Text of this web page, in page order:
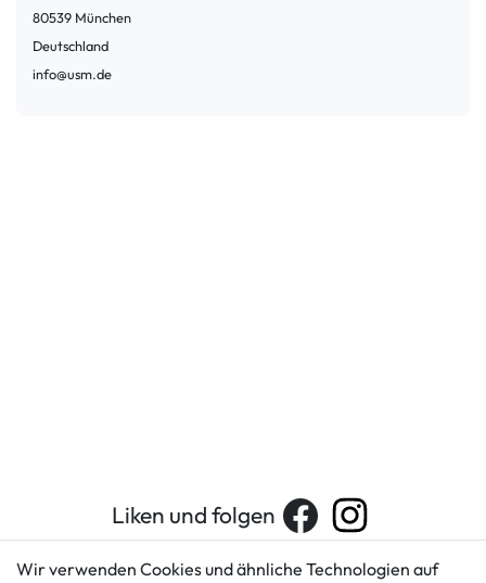
80539 München
Deutschland
info@usm.de
Liken und folgen
Wir verwenden Cookies und ähnliche Technologien auf